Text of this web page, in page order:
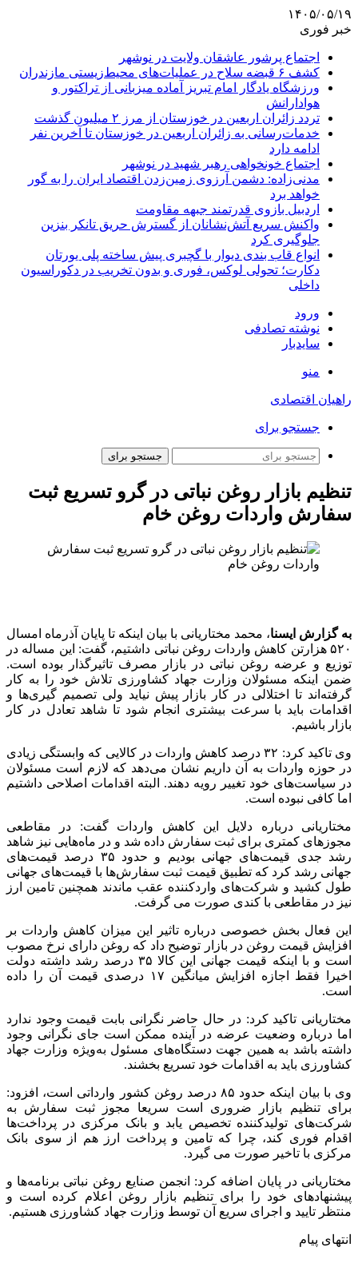
۱۴۰۵/۰۵/۱۹
خبر فوری
اجتماع پرشور عاشقان ولایت در نوشهر
کشف ۶ قبضه سلاح در عملیات‌های محیط‌زیستی مازندران
ورزشگاه یادگار امام تبریز آماده میزبانی از تراکتور و
هوادارانش
تردد زائران اربعین در خوزستان از مرز ۲ میلیون گذشت
خدمات‌رسانی به زائران اربعین در خوزستان تا آخرین نفر
ادامه دارد
اجتماع خونخواهی رهبر شهید در نوشهر
مدنی‌زاده: دشمن آرزوی زمین‌زدن اقتصاد ایران را به گور
خواهد برد
اردبیل بازوی قدرتمند جبهه مقاومت
واکنش سریع آتش‌نشانان از گسترش حریق تانکر بنزین
جلوگیری کرد
انواع قاب بندی دیوار با گچبری پیش ساخته پلی یورتان
دکارت؛ تحولی لوکس، فوری و بدون تخریب در دکوراسیون
داخلی
ورود
نوشته تصادفی
سایدبار
منو
راهیان اقتصادی
جستجو برای
جستجو برای
تنظیم بازار روغن نباتی در گرو تسریع ثبت
سفارش واردات روغن خام
به گزارش ایسنا، محمد مختاریانی با بیان اینکه تا پایان آذرماه امسال
۵۲۰ هزارتن کاهش واردات روغن نباتی داشتیم، گفت: این مساله در
توزیع و عرضه روغن نباتی در بازار مصرف تاثیرگذار بوده است.
ضمن اینکه مسئولان وزارت جهاد کشاورزی تلاش خود را به کار
گرفته‌اند تا اختلالی در کار بازار پیش نیاید ولی تصمیم گیری‌ها و
اقدامات باید با سرعت بیشتری انجام شود تا شاهد تعادل در کار
بازار باشیم.
وی تاکید کرد: ۳۲ درصد کاهش واردات در کالایی که وابستگی زیادی
در حوزه واردات به آن داریم نشان می‌دهد که لازم است مسئولان
در سیاست‌های خود تغییر رویه دهند. البته اقدامات اصلاحی داشتیم
اما کافی نبوده است.
مختاریانی درباره دلایل این کاهش واردات گفت: در مقاطعی
مجوزهای کمتری برای ثبت سفارش داده شد و در ماه‌هایی نیز شاهد
رشد جدی قیمت‌های جهانی بودیم و حدود ۳۵ درصد قیمت‌های
جهانی رشد کرد که تطبیق قیمت ثبت سفارش‌ها با قیمت‌های جهانی
طول کشید و شرکت‌های واردکننده عقب ماندند همچنین تامین ارز
نیز در مقاطعی با کندی صورت می گرفت.
این فعال بخش خصوصی درباره تاثیر این میزان کاهش واردات بر
افزایش قیمت روغن در بازار توضیح داد که روغن دارای نرخ مصوب
است و با اینکه قیمت جهانی این کالا ۳۵ درصد رشد داشته دولت
اخیرا فقط اجازه افزایش میانگین ۱۷ درصدی قیمت آن را داده
است.
مختاریانی تاکید کرد: در حال حاضر نگرانی بابت قیمت وجود ندارد
اما درباره وضعیت عرضه در آینده ممکن است جای نگرانی وجود
داشته باشد به همین جهت دستگاه‌های مسئول به‌ویژه وزارت جهاد
کشاورزی باید به اقدامات خود تسریع بخشند.
وی با بیان اینکه حدود ۸۵ درصد روغن کشور وارداتی است، افزود:
برای تنظیم بازار ضروری است سریعا مجوز ثبت سفارش به
شرکت‌های تولیدکننده تخصیص یابد و بانک مرکزی در پرداخت‌ها
اقدام فوری کند، چرا که تامین و پرداخت ارز هم از سوی بانک
مرکزی با تاخیر صورت می گیرد.
مختاریانی در پایان اضافه کرد: انجمن صنایع روغن نباتی برنامه‌ها و
پیشنهادهای خود را برای تنظیم بازار روغن اعلام کرده است و
منتظر تایید و اجرای سریع آن توسط وزارت جهاد کشاورزی هستیم.
انتهای پیام